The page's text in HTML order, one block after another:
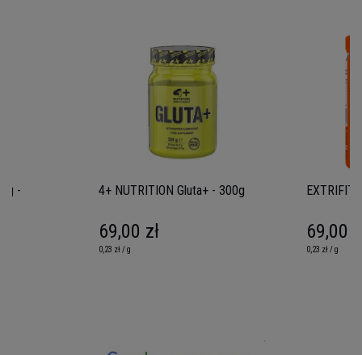
- 4+ NUTRITION Gluta+ - 300g
69,00 zł
0,23 zł / g
EXTRIFIT
69,00
0,23 zł / g